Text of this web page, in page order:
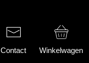
Contact Winkelwagen